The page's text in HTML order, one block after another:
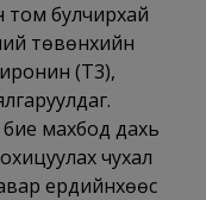
том булчирхай
төвөнхийн
(Т3),
махбод дахь
чухал
ердийнхөөс